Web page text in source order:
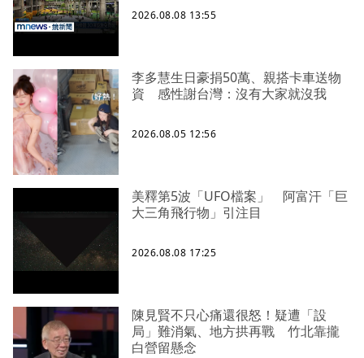
2026.08.08 13:55
李多慧生日豪捐50萬、親搭卡車送物
資 感性謝台灣：沒有大家就沒我
2026.08.05 12:56
美釋第5波「UFO檔案」 阿富汗「巨
大三角飛行物」引注目
2026.08.08 17:25
陳見賢不只心痛還很怒！疑遭「設
局」難消氣、地方拱再戰 竹北靠攏
白營留懸念